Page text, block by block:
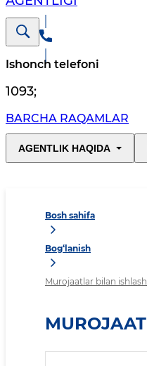
Ishonch telefoni
1093;
BARCHA RAQAMLAR
AGENTLIK HAQIDA
Bosh sahifa
Bog‘lanish
Murojaatlar bilan ishlash